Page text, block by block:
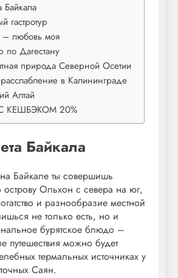
Байкала
гастротур
– любовь моя
по Дагестану
природа Северной Осетии
в Калининграде
Алтай
КЕШБЭКОМ 20%
Байкала
Байкале ты совершишь
острову Ольхон с севера на юг,
и разнообразие местной
не только есть, но и
бурятское блюдо –
путешествия можно будет
термальных источниках у
Саян.